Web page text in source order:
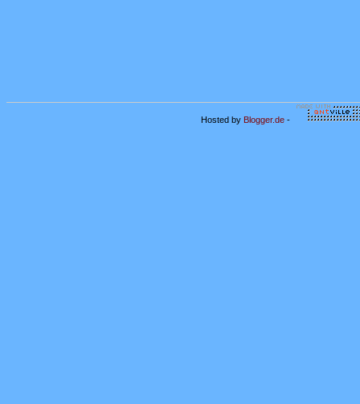
Hosted by Blogger.de -